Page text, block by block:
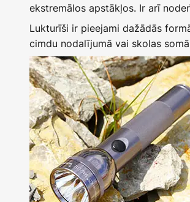
ekstremālos apstākļos. Ir arī
Lukturīši ir pieejami dažādās
cimdu nodalījumā vai skolas